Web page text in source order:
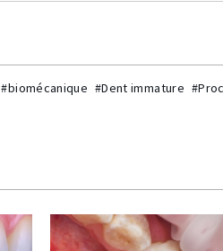
#biomécanique #Dent immature